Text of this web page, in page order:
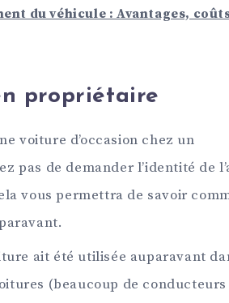
du véhicule : Avantages,
propriétaire
voiture d’occasion chez un
pas de demander l’identité de
vous permettra de savoir
ait été utilisée auparavant
(beaucoup de conducteurs